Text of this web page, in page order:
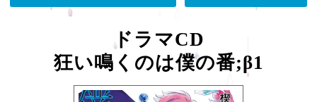
ドラマCD
狂い鳴くのは僕の番;β1